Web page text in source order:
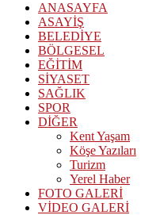
ANASAYFA
ASAYİŞ
BELEDİYE
BÖLGESEL
EĞİTİM
SİYASET
SAĞLIK
SPOR
DİĞER
Kent Yaşam
Köşe Yazıları
Turizm
Yerel Haber
FOTO GALERİ
VİDEO GALERİ